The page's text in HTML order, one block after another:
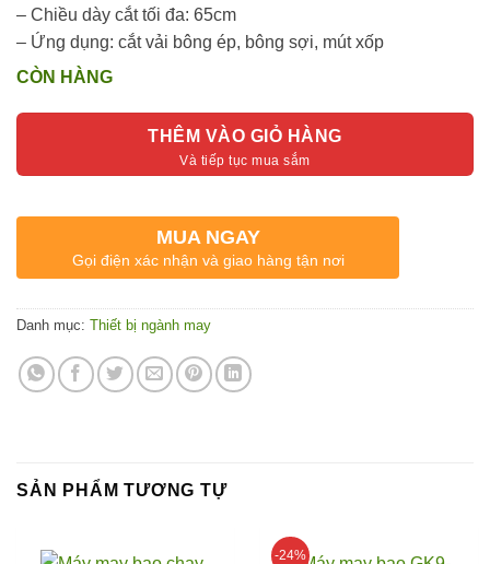
– Chiều dày cắt tối đa: 65cm
– Ứng dụng: cắt vải bông ép, bông sợi, mút xốp
CÒN HÀNG
THÊM VÀO GIỎ HÀNG
MUA NGAY
Gọi điện xác nhận và giao hàng tận nơi
Danh mục: Thiết bị ngành may
SẢN PHẨM TƯƠNG TỰ
-24%